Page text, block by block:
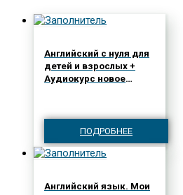
Английский с нуля для
детей и взрослых +
Аудиокурс новое
ПОДРОБНЕЕ
Английский язык. Мои